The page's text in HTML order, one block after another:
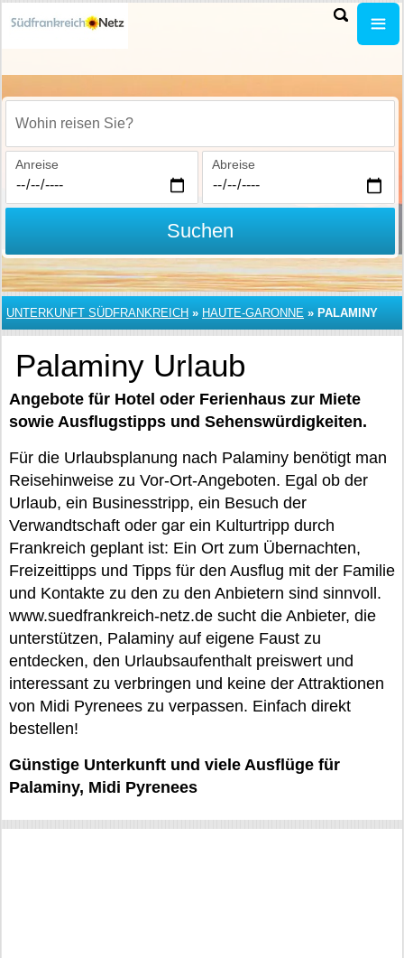
Wohin reisen Sie?
Anreise Abreise
Suchen
UNTERKUNFT SÜDFRANKREICH » HAUTE-GARONNE » PALAMINY
Palaminy Urlaub
Angebote für Hotel oder Ferienhaus zur Miete
sowie Ausflugstipps und Sehenswürdigkeiten.
Für die Urlaubsplanung nach Palaminy benötigt man
Reisehinweise zu Vor-Ort-Angeboten. Egal ob der
Urlaub, ein Businesstripp, ein Besuch der
Verwandtschaft oder gar ein Kulturtripp durch
Frankreich geplant ist: Ein Ort zum Übernachten,
Freizeittipps und Tipps für den Ausflug mit der Familie
und Kontakte zu den zu den Anbietern sind sinnvoll.
www.suedfrankreich-netz.de sucht die Anbieter, die
unterstützen, Palaminy auf eigene Faust zu
entdecken, den Urlaubsaufenthalt preiswert und
interessant zu verbringen und keine der Attraktionen
von Midi Pyrenees zu verpassen. Einfach direkt
bestellen!
Günstige Unterkunft und viele Ausflüge für
Palaminy, Midi Pyrenees